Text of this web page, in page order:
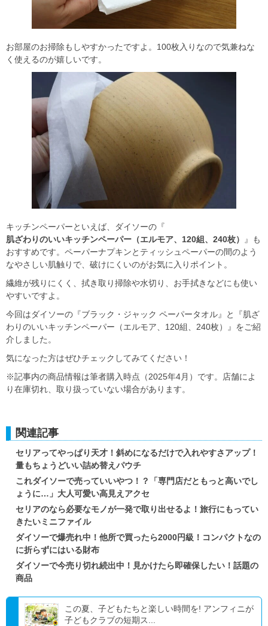
お部屋のお掃除もしやすかったですよ。100枚入りなので気兼ねな
く使えるのが嬉しいです。
キッチンペーパーといえば、ダイソーの『
肌ざわりのいいキッチンペーパー（エルモア、120組、240枚）
』も
おすすめです。ペーパーナプキンとティッシュペーパーの間のよう
なやさしい肌触りで、破けにくいのがお気に入りポイント。
繊維が残りにくく、拭き取り掃除や水切り、お手拭きなどにも使い
やすいですよ。
今回はダイソーの『ブラック・ジャック ペーパータオル』と『肌ざ
わりのいいキッチンペーパー（エルモア、120組、240枚）』をご紹
介しました。
気になった方はぜひチェックしてみてください！
※記事内の商品情報は筆者購入時点（2025年4月）です。店舗によ
り在庫切れ、取り扱っていない場合があります。
関連記事
セリアってやっぱり天才！斜めになるだけで入れやすさアップ！
量もちょうどいい詰め替えパウチ
これダイソーで売っていいやつ！？「専門店だともっと高いでし
ょうに…」大人可愛い高見えアクセ
セリアのなら必要なモノが一発で取り出せるよ！旅行にもってい
きたいミニファイル
ダイソーで爆売れ中！他所で買ったら2000円級！コンパクトなの
に折らずにはいる財布
ダイソーで今売り切れ続出中！見かけたら即確保したい！話題の
商品
この夏、子どもたちと楽しい時間を! アンフィニが
子どもクラブの短期ス...